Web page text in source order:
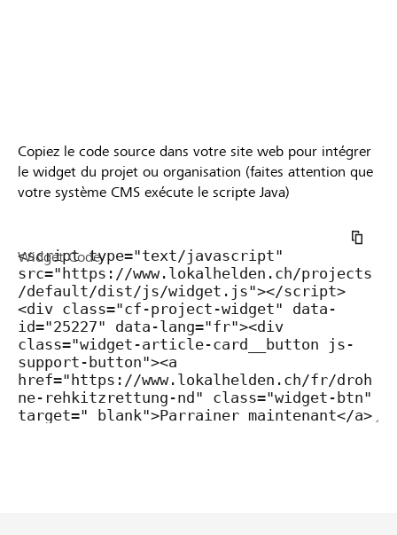
Copiez le code source dans votre site web pour intégrer
le widget du projet ou organisation (faites attention que
votre système CMS exécute le scripte Java)
Widget Code